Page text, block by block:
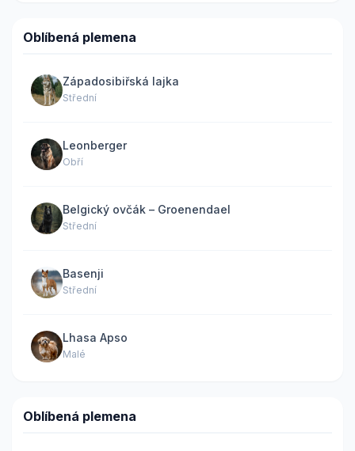
Oblíbená plemena
Západosibiřská lajka
Střední
Leonberger
Obří
Belgický ovčák – Groenendael
Střední
Basenji
Střední
Lhasa Apso
Malé
Oblíbená plemena